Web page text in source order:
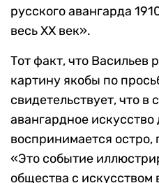
русского авангарда
весь ХХ век».
Тот факт, что Васильев
картину якобы по
свидетельствует, что
авангардное искусство
воспринимается остро,
«Это событие
общества с искусством